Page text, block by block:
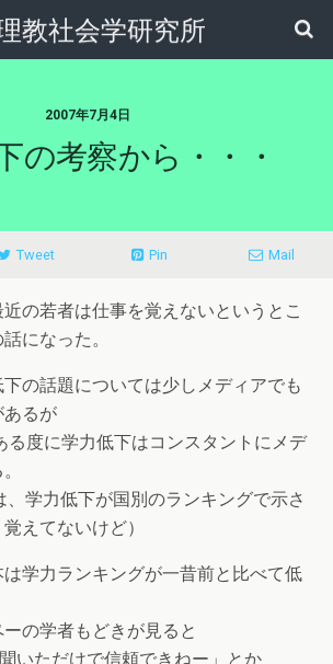
教社会学研究所
2007年7月4日
の考察から・・・
Tweet Pin Mail
の若者は仕事を覚えないというとこ
になった。
の話題については少しメディアでも
あるが
る度に学力低下はコンスタントにメデ
、学力低下が国別のランキングで示さ
えてないけど）
学力ランキングが一昔前と比べて低
の学者もどきが見ると
いただけで信頼できねー」とか